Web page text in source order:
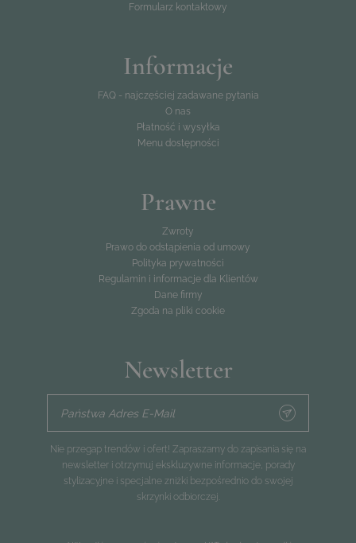
Formularz kontaktowy
Informacje
FAQ - najczęściej zadawane pytania
O nas
Płatność i wysyłka
Menu dostępności
Prawne
Zwroty
Prawo do odstąpienia od umowy
Polityka prywatności
Regulamin i informacje dla Klientów
Dane firmy
Zgoda na pliki cookie
Newsletter
Państwa Adres E-Mail
Nie przegap trendów i ofert! Zapraszamy do zapisania się na
newsletter i otrzymuj ekskluzywne informacje, porady
stylizacyjne i specjalne zniżki bezpośrednio do swojej
skrzynki odbiorczej.